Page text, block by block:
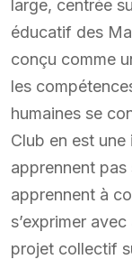
large, centrée
éducatif des
conçu comme
les
humaines se
Club en est une
apprennent
apprennent à
s’exprimer
projet collectif